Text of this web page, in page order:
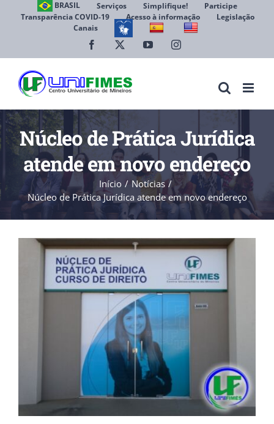
BRASIL Serviços Simplifique!
Participe
Transparência COVID-19
Acesso à informação
Legislação
Canais
Facebook YouTubeInstagram
Núcleo de Prática Jurídica
atende em novo endereço
Início
Notícias
Núcleo de Prática Jurídica atende em novo endereço
View